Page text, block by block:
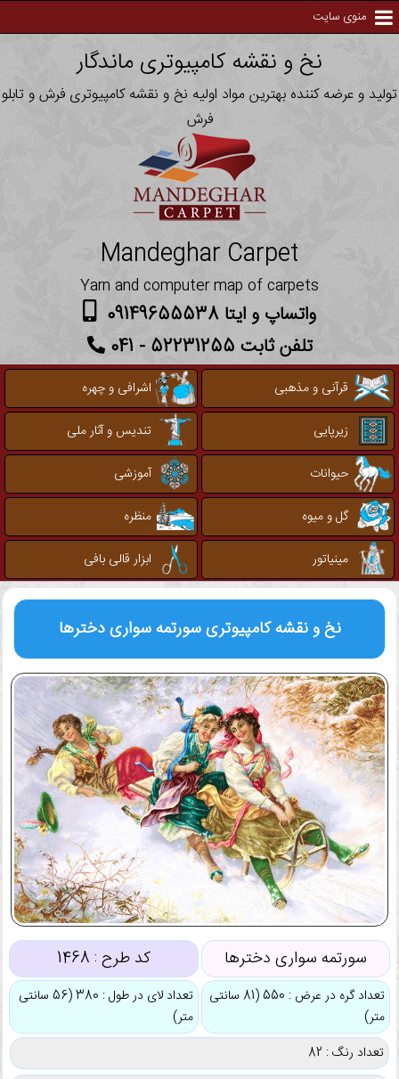
منوی سایت
نخ و نقشه کامپیوتری ماندگار
تولید و عرضه کننده بهترین مواد اولیه نخ و نقشه کامپیوتری فرش و تابلو
فرش
Mandeghar Carpet
Yarn and computer map of carpets
واتساپ و ایتا 09149655538
تلفن ثابت 52231255 - 041
قرآنی و مذهبی
اشرافی و چهره
زیرپایی
تندیس و آثار ملی
حیوانات
آموزشی
گل و میوه
منظره
مینیاتور
ابزار قالی بافی
نخ و نقشه کامپیوتریسورتمه سواری دخترها
سورتمه سواری دخترها کد طرح : 1468
تعداد گره در عرض : 550 (81 سانتی
متر)
تعداد لای در طول : 380 (56 سانتی
متر)
تعداد رنگ : 82